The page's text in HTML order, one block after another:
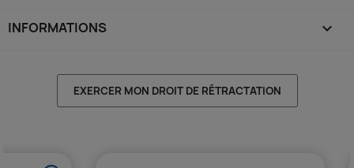
INFORMATIONS keyboard_arrow_down
EXERCER MON DROIT DE RÉTRACTATION